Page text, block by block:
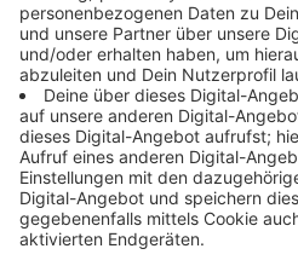
Bäume werden in diesem
Wichtig ist, dass die Bäume
Weihnachtsschmuck sind
verpackt werden. Außerdem
zwei Meter sein. Längere
zersägt werden.
Anzeige